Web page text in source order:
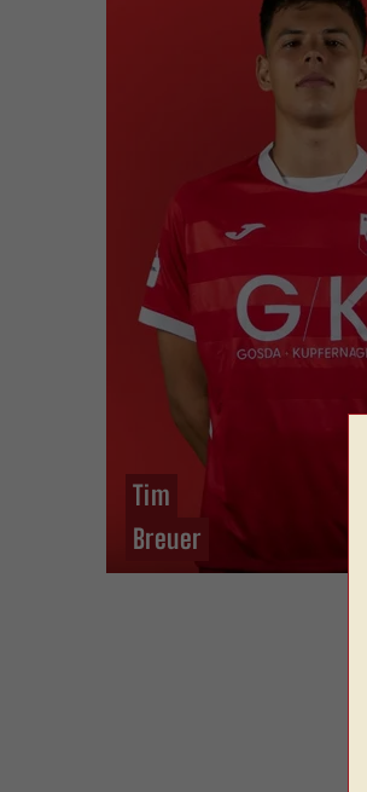
Tim
Breuer